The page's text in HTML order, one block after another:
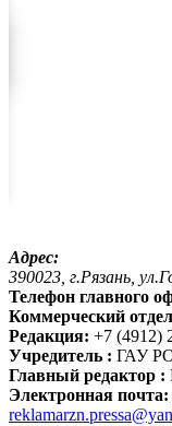
Адрес:
390023, г.Рязань,
Телефон главного
Коммерческий
Редакция: +7 (4912)
Учредитель : ГАУ РО
Главный редактор :
Электронная почта: